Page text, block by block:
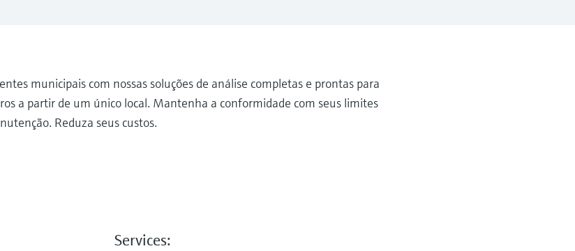
municipais com nossas soluções de análise completas e prontas para
a partir de um único local. Mantenha a conformidade com seus limites
Reduza seus custos.
Services: